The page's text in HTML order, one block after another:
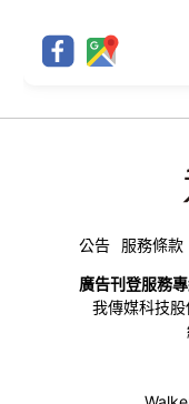
公告 服務條款
廣告刊登服務
我傳媒科技